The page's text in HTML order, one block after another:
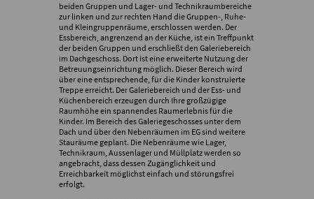
beiden Gruppen und Lager- und Technikraumbereiche
zur linken und zur rechten Hand die Gruppen-, Ruhe-
und Kleingruppenräume, erschlossen werden. Der
Essbereich, angrenzend an der Küche, ist ein Treffpunkt
der beiden Gruppen und erschließt den Galeriebereich
im Dachgeschoss. Dort ist eine erweiterte Nutzung der
Betreuungseinrichtung möglich. Dieser Bereich wird
über eine entsprechende, für die Kinder konstruierte
Treppe erreicht. Der Galeriebereich und der Ess- und
Küchenbereich erzeugen durch Ihre großzügige
Raumhöhe ein spannendes Raumerlebnis für die
Kinder. Im Bereich des Galeriegeschosses unter dem
Dach und über den Nebenräumen im EG sind weitere
Stauräume geplant. Die Nebenräume wie Lager,
Technikraum, Aussenlager und Müllplatz werden so
angebracht, dass dessen Zugänglichkeit und
Erreichbarkeit möglichst einfach und störungsfrei
erfolgt.